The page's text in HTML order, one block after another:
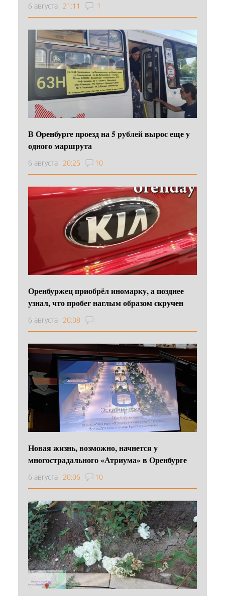
6 августа 21:11 1
В Оренбурге проезд на 5 рублей вырос еще у
одного маршрута
6 августа 20:25 10
Оренбуржец приобрёл иномарку, а позднее
узнал, что пробег наглым образом скручен
6 августа 20:08
Новая жизнь, возможно, начнется у
многострадального «Атриума» в Оренбурге
6 августа 20:06 10